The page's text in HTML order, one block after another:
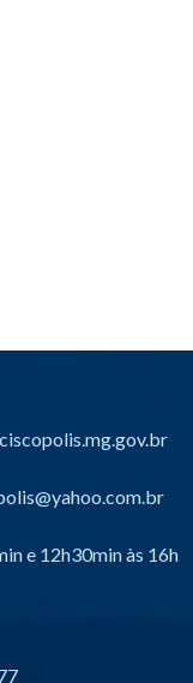
e 12h30min às 16h